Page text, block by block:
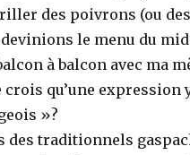
des poivrons (ou
le menu du
à balcon avec ma
qu’une expression
»?
des traditionnels